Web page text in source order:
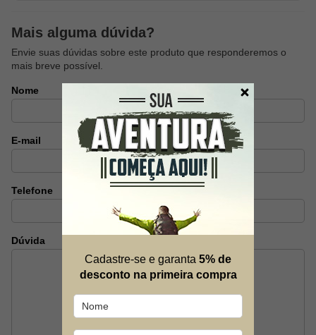
Mais alguma dúvida?
Envie suas dúvidas sobre este produto que responderemos o
mais breve possível.
Nome
E-mail
Telefone
Dúvida
Cadastre-se e garanta 5% de
desconto na primeira compra